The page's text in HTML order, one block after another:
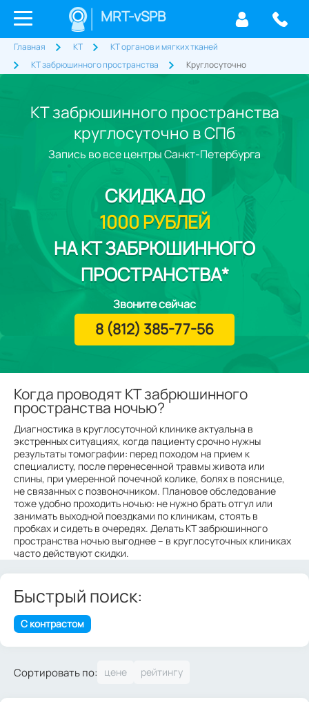
MRT-vSPB
Главная КТ
КТ органов и мягких тканей
КТ забрюшинного пространства
Круглосуточно
КТ забрюшинного пространства
круглосуточно в СПб
Когда проводят КТ забрюшинного
пространства ночью?
Диагностика в круглосуточной клинике актуальна в
экстренных ситуациях, когда пациенту срочно нужны
результаты томографии: перед походом на прием к
специалисту, после перенесенной травмы живота или
спины, при умеренной почечной колике, болях в пояснице,
не связанных с позвоночником. Плановое обследование
тоже удобно проходить ночью: не нужно брать отгул или
занимать выходной поездками по клиникам, стоять в
пробках и сидеть в очередях. Делать КТ забрюшинного
пространства ночью выгоднее – в круглосуточных клиниках
часто действуют скидки.
Запись во все центры Санкт-Петербурга
СКИДКАДО
1000 РУБЛЕЙ
НА КТ ЗАБРЮШИННОГО
ПРОСТРАНСТВА*
Звоните сейчас
8 (812) 385-77-56
Быстрый поиск:
С контрастом
Сортировать по: